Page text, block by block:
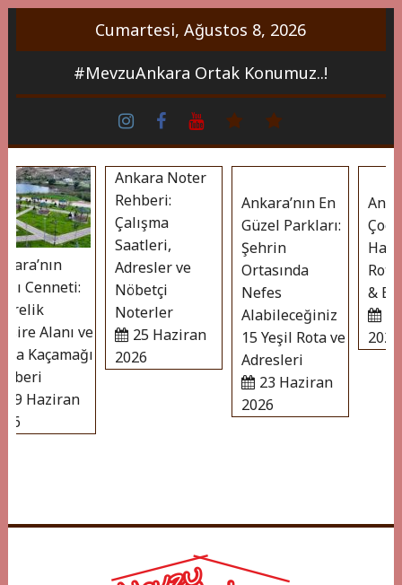
Cumartesi, Ağustos 8, 2026
#MevzuAnkara Ortak Konumuz..!
ins face Youtubewhatsapp
Cenneti:
Alanı ve
Kaçamağı
Haziran
Ankara Noter
Rehberi:
Çalışma
Saatleri,
Adresler ve
Nöbetçi
Noterler
25 Haziran
2026
Ankara’nın En
Güzel Parkları:
Şehrin
Ortasında
Nefes
Alabileceğiniz
15 Yeşil Rota ve
Adresleri
23 Haziran
2026
Hafta
&
23
2026